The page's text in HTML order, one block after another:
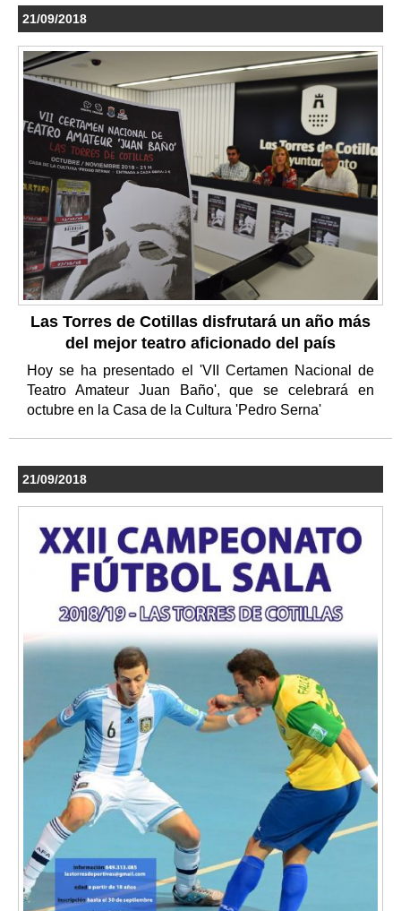
21/09/2018
Las Torres de Cotillas disfrutará un año más
del mejor teatro aficionado del país
Hoy se ha presentado el 'VII Certamen Nacional de
Teatro Amateur Juan Baño', que se celebrará en
octubre en la Casa de la Cultura 'Pedro Serna'
21/09/2018